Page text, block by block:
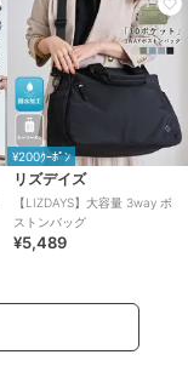
¥200ｸｰﾎﾟﾝ
リズデイズ
【LIZDAYS】大容量 3way ボ
ストンバッグ
¥5,489